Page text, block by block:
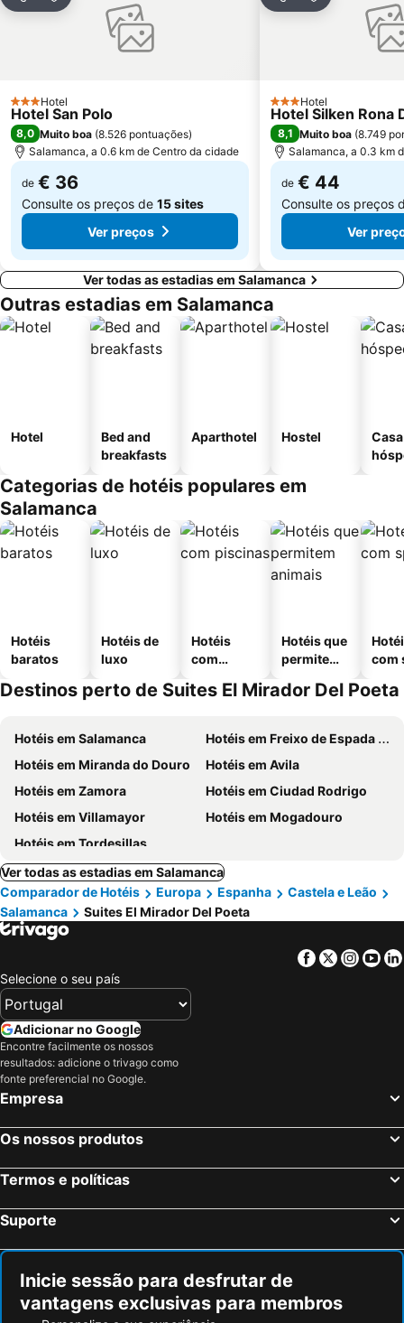
3 Estrelas
Hotel
Hotel San Polo
8,0 Muito boa (8.526 pontuações)
Salamanca, a 0.6 km de Centro da cidade
de € 36
Consulte os preços de 15 sites
Ver preços
3 Estrelas
Hotel
Hotel Silken Rona
8,1 Muito boa (8.749
Salamanca, a 0.3 km
de € 44
Consulte os preços
Ver
Ver todas as estadias em Salamanca
Outras estadias em Salamanca
Hotel
Bed and
breakfasts
Aparthotel Hostel
Categorias de hotéis populares em
Salamanca
Hotéis
baratos
Hotéis de
luxo
Hotéis
com
Hotéis que
permitem
com
Destinos perto de Suites El Mirador Del Poeta
Hotéis em Salamanca
Hotéis em Freixo de Espada à Cinta
Hotéis em Miranda do Douro
Hotéis em Avila
Hotéis em Zamora
Hotéis em Ciudad Rodrigo
Hotéis em Villamayor
Hotéis em Mogadouro
Hotéis em Tordesillas
Ver todas as estadias em Salamanca
Comparador de Hotéis
Europa Espanha
Castela e Leão
Salamanca
Suites El Mirador Del Poeta
Facebook
Twitter
Selecione o seu país
Adicionar no Google
Encontre facilmente os nossos
resultados: adicione o trivago como
fonte preferencial no Google.
Empresa
Os nossos produtos
Termos e políticas
Suporte
Inicie sessão para desfrutar de
vantagens exclusivas para membros